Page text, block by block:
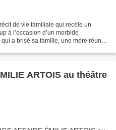
de vie familiale qui recèle un
à l’occasion d’un morbide
a brisé sa famille, une mère réunit
ARTOIS au théâtre